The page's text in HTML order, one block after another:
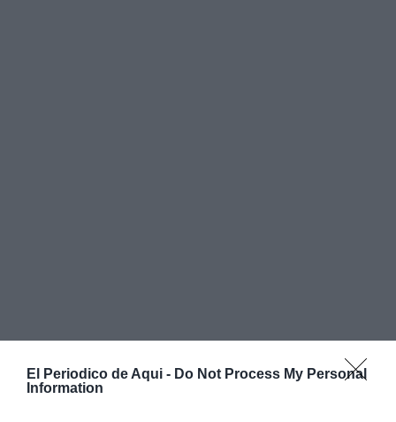
El Periodico de Aqui - Do Not Process My Personal
Information